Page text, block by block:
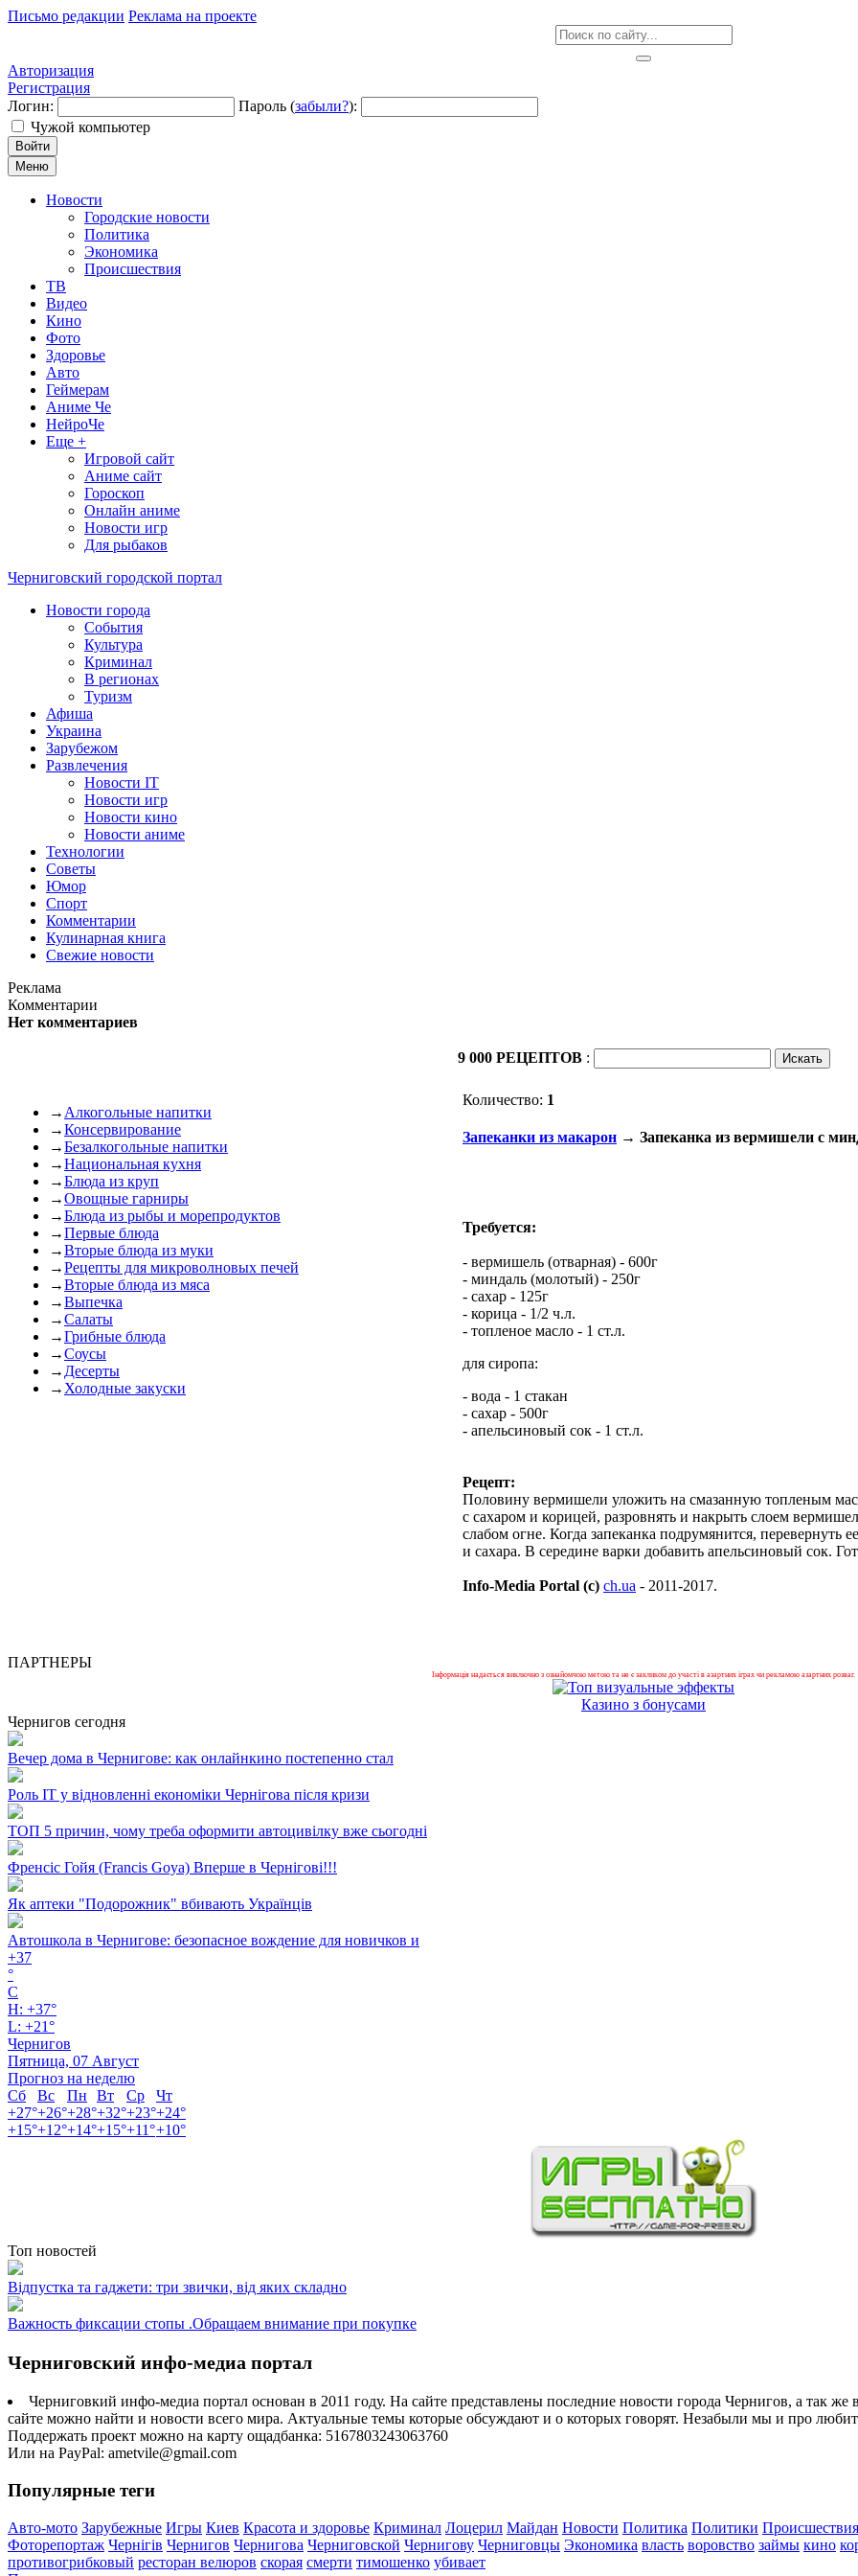
Письмо редакции Реклама на проекте
Авторизация
Регистрация
Логин:
Пароль (забыли?):
Чужой компьютер
Войти
Меню
Новости
Городские новости
Политика
Экономика
Происшествия
ТВ
Видео
Кино
Фото
Здоровье
Авто
Геймерам
Аниме Че
НейроЧе
Еще +
Игровой сайт
Аниме сайт
Гороскоп
Онлайн аниме
Новости игр
Для рыбаков
Черниговский городской портал
Новости города
События
Культура
Криминал
В регионах
Туризм
Афиша
Украина
Зарубежом
Развлечения
Новости IT
Новости игр
Новости кино
Новости аниме
Технологии
Советы
Юмор
Спорт
Комментарии
Кулинарная книга
Свежие новости
Реклама
Комментарии
Нет комментариев
9 000 РЕЦЕПТОВ :
→ Алкогольные напитки
→Консервирование
→Безалкогольные напитки
→Национальная кухня
→Блюда из круп
→Овощные гарниры
→Блюда из рыбы и морепродуктов
→Первые блюда
→Вторые блюда из муки
→Рецепты для микроволновых печей
→Вторые блюда из мяса
→Выпечка
→Салаты
→Грибные блюда
→Соусы
→ Десерты
→ Холодные закуски
Количество: 1
Запеканки из макарон → Запеканка из вермишели с
Требуется:
- вермишель (отварная) - 600г
- миндаль (молотый) - 250г
- сахар - 125г
- корица - 1/2 ч.л.
- топленое масло - 1 ст.л.
для сиропа:
- вода - 1 стакан
- сахар - 500г
- апельсиновый сок - 1 ст.л.
Рецепт:
Половину вермишели уложить на смазанную топленым
с сахаром и корицей, разровнять и накрыть слоем
слабом огне. Когда запеканка подрумянится,
и сахара. В середине варки добавить апельсиновый сок.
Info-Media Portal (c) ch.ua - 2011-2017.
ПАРТНЕРЫ
Інформація надається виключно з ознайомчою метою та не є закликом до участі в азартних іграх чи рекламою азартних розваг.
Казино з бонусами
Чернигов сегодня
Вечер дома в Чернигове: как онлайнкино постепенно стал
Роль ІТ у відновленні економіки Чернігова після кризи
ТОП 5 причин, чому треба оформити автоцивілку вже сьогодні
Френсіс Гойя (Francis Goya) Вперше в Чернігові!!!
Як аптеки "Подорожник" вбивають Українців
Автошкола в Чернигове: безопасное вождение для новичков и
+37
°
C
H: +37°
L: +21°
Чернигов
Пятница, 07 Август
Прогноз на неделю
Сб
Вс Пн Вт Ср
Чт
+27°+26°+28°+32°+23°+24°
+15°+12°+14°+15°+11°+10°
Топ новостей
Відпустка та гаджети: три звички, від яких складно
Важность фиксации стопы .Обращаем внимание при покупке
Черниговский инфо-медиа портал
Черниговкий инфо-медиа портал основан в 2011 году. На сайте представлены последние новости города Чернигов, а так
сайте можно найти и новости всего мира. Актуальные темы которые обсуждают и о которых говорят. Незабыли мы и про
Поддержать проект можно на карту ощадбанка: 5167803243063760
Или на PayPal: ametvile@gmail.com
Популярные теги
Авто-мото Зарубежные Игры Киев Красота и здоровье Криминал Лоцерил Майдан Новости Политика Политики Происшествия
Фоторепортаж Чернігів Чернигов Чернигова Черниговской Чернигову Черниговцы Экономика власть воровство займы кино
противогрибковый ресторан велюров скорая смерти тимошенко убивает